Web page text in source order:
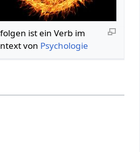
ist ein Verb im
von Psychologie